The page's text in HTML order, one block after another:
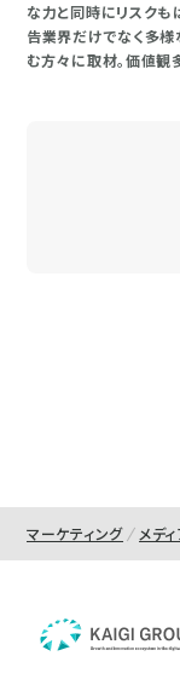
な力と同時にリスクも
告業界だけでなく多様
む方々に取材。価値観
マーケティング メデ